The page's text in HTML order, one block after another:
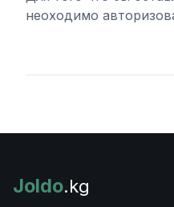
неоходимо
Joldo.kg